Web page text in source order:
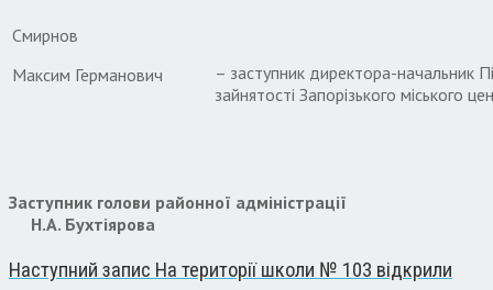
Смирнов
Максим Германович
– заступник директора-начальник
зайнятості Запорізького міського
Заступник голови районної адміністрації
Н.А. Бухтіярова
Наступний запис На території школи № 103 відкрили